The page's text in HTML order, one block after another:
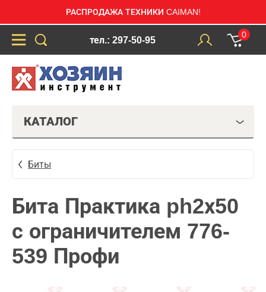
РАСПРОДАЖА ТЕХНИКИ CAIMAN!
тел.: 297-50-95
0
КАТАЛОГ
Биты
Бита Практика ph2х50
с ограничителем 776-
539 Профи